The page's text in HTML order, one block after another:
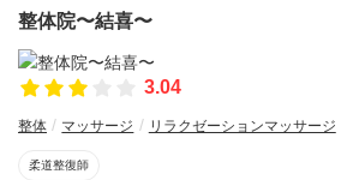
整体院〜結喜〜
3.04
整体 マッサージ リラクゼーションマッサージ
柔道整復師